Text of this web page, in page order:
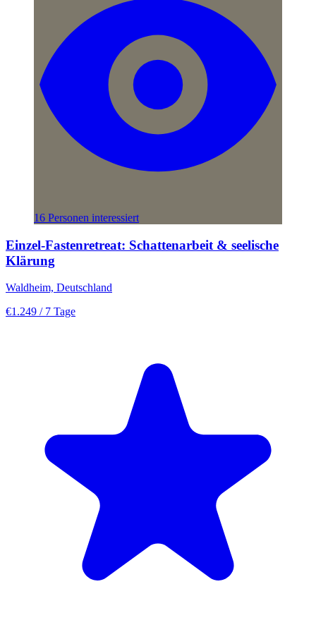
16 Personen interessiert
Einzel-Fastenretreat: Schattenarbeit & seelische
Klärung
Waldheim, Deutschland
€1.249 / 7 Tage